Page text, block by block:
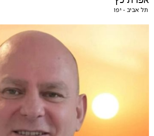
תל אביב - יפו